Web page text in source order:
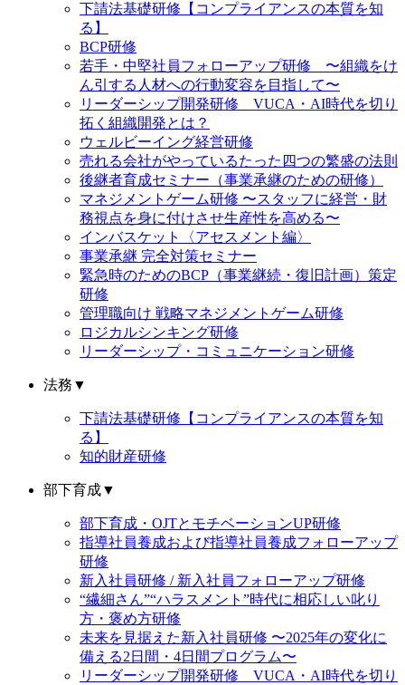
下請法基礎研修【コンプライアンスの本質を知
る】
BCP研修
若手・中堅社員フォローアップ研修 〜組織をけ
ん引する人材への行動変容を目指して〜
リーダーシップ開発研修 VUCA・AI時代を切り
拓く組織開発とは？
ウェルビーイング経営研修
売れる会社がやっているたった四つの繁盛の法則
後継者育成セミナー（事業承継のための研修）
マネジメントゲーム研修 〜スタッフに経営・財
務視点を身に付けさせ生産性を高める〜
インバスケット〈アセスメント編〉
事業承継 完全対策セミナー
緊急時のためのBCP（事業継続・復旧計画）策定
研修
管理職向け 戦略マネジメントゲーム研修
ロジカルシンキング研修
リーダーシップ・コミュニケーション研修
法務 ▼
下請法基礎研修【コンプライアンスの本質を知
る】
知的財産研修
部下育成▼
部下育成・OJTとモチベーションUP研修
指導社員養成および指導社員養成フォローアップ
研修
新入社員研修 / 新入社員フォローアップ研修
“繊細さん”“ハラスメント”時代に相応しい叱り
方・褒め方研修
未来を見据えた新入社員研修 〜2025年の変化に
備える2日間・4日間プログラム〜
リーダーシップ開発研修 VUCA・AI時代を切り